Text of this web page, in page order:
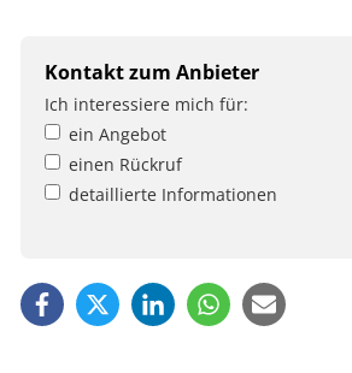
Kontakt zum Anbieter
Ich interessiere mich für:
ein Angebot
einen Rückruf
detaillierte Informationen